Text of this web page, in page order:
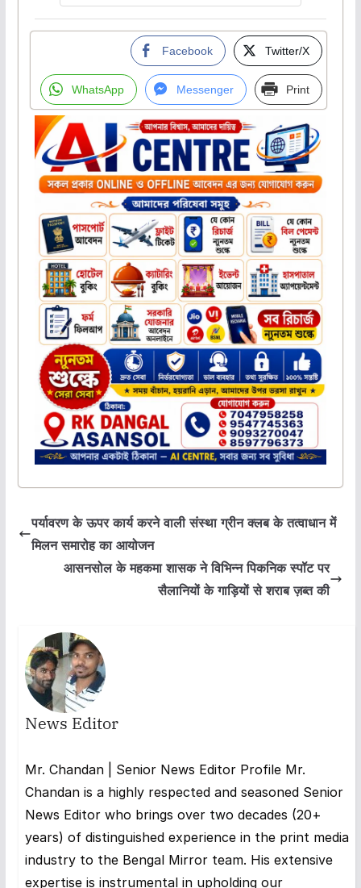
Facebook Twitter/X
WhatsApp Messenger Print
पर्यावरण के ऊपर कार्य करने वाली संस्था ग्रीन क्लब के तत्वाधान में
मिलन समारोह का आयोजन
आसनसोल के महकमा शासक ने विभिन्न पिकनिक स्पॉट पर
सैलानियों के गाड़ियों से शराब ज़ब्त की
News Editor
Mr. Chandan | Senior News Editor Profile Mr.
Chandan is a highly respected and seasoned Senior
News Editor who brings over two decades (20+
years) of distinguished experience in the print media
industry to the Bengal Mirror team. His extensive
expertise is instrumental in upholding our